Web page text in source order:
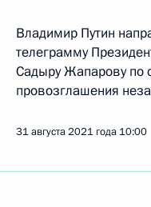
Владимир Путин
телеграмму
Садыру Жапарову по
провозглашения
31 августа 2021 года 10:00